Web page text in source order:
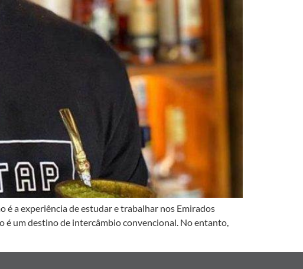
é a experiência de estudar e trabalhar nos Emirados
é um destino de intercâmbio convencional. No entanto,